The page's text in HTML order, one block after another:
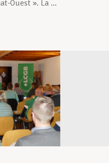
Ouest ». La ...